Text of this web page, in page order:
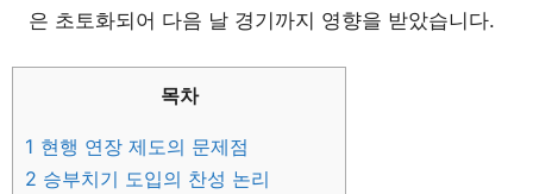
은 초토화되어 다음 날 경기까지 영향을 받았습니다.
목차
1 현행 연장 제도의 문제점
2 승부치기 도입의 찬성 논리